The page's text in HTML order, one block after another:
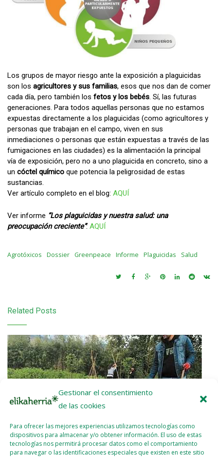
Gestionar el consentimiento
de las cookies
Para ofrecer las mejores experiencias utilizamos tecnologías como
dispositivos para almacenar y/o obtener información. El uso de estas
tecnologías nos permitirá procesar datos como el comportamiento
para navegar o las identificaciones especiales que existen en este sitio
Los grupos de mayor riesgo ante la exposición a plaguicidas
son los agricultores y sus familias, esos que nos dan de comer
cada día, pero también los fetos y los bebés. Sí, las futuras
generaciones. Para todos aquellas personas que no estamos
expuestas directamente a los plaguicidas (como agricultores y
personas que trabajan en el campo, viven en sus
inmediaciones o personas que están expuestas a través de las
fumigaciones en las ciudades) es la alimentación la principal
vía de exposición, pero no a uno plaguicida en concreto, sino a
un cóctel químico que potencia la peligrosidad de estas
sustancias.
Ver artículo completo en el blog: AQUÍ
Ver informe “Los plaguicidas y nuestra salud: una
preocupación creciente”:AQUÍ
Agrotóxicos Dossier Greenpeace Informe Plaguicidas Salud
Related Posts